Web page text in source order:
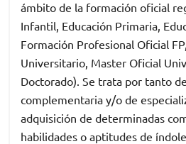
ámbito de la formación oficial
Infantil, Educación Primaria,
Formación Profesional Oficial
Universitario, Master Oficial
Doctorado). Se trata por tanto
complementaria y/o de
adquisición de determinadas
habilidades o aptitudes de